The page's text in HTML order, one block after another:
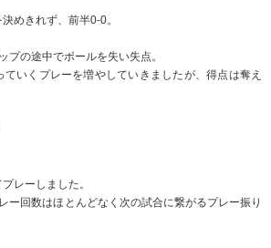
めきれず、前半0-0。
プの途中でボールを失い失点。
いくプレーを増やしていきましたが、得点は奪え
レーしました。
ー回数はほとんどなく次の試合に繋がるプレー振り